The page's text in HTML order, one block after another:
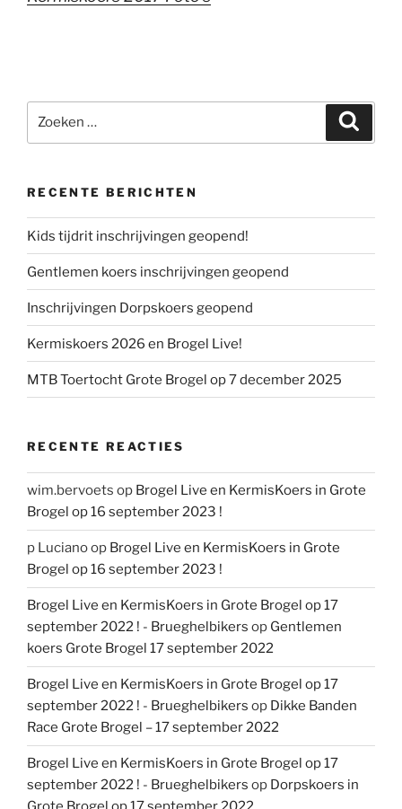
naar:
RECENTE BERICHTEN
Kids tijdrit inschrijvingen geopend!
Gentlemen koers inschrijvingen geopend
Inschrijvingen Dorpskoers geopend
Kermiskoers 2026 en Brogel Live!
MTB Toertocht Grote Brogel op 7 december 2025
RECENTE REACTIES
wim.bervoets op Brogel Live en KermisKoers in Grote
Brogel op 16 september 2023 !
p Lucianoop Brogel Live en KermisKoers in Grote
Brogel op 16 september 2023 !
Brogel Live en KermisKoers in Grote Brogel op 17
september 2022 ! - Brueghelbikers op Gentlemen
koers Grote Brogel 17 september 2022
Brogel Live en KermisKoers in Grote Brogel op 17
september 2022 ! - Brueghelbikers op Dikke Banden
Race Grote Brogel – 17 september 2022
Brogel Live en KermisKoers in Grote Brogel op 17
september 2022 ! - Brueghelbikers op Dorpskoers in